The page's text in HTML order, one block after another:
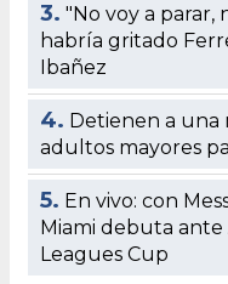
3. "No voy a parar,
habría gritado
Ibañez
4. Detienen a una
adultos mayores
5. En vivo: con
Miami debuta ante
Leagues Cup